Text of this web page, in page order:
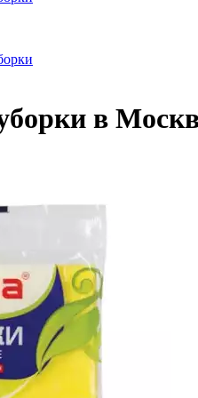
в